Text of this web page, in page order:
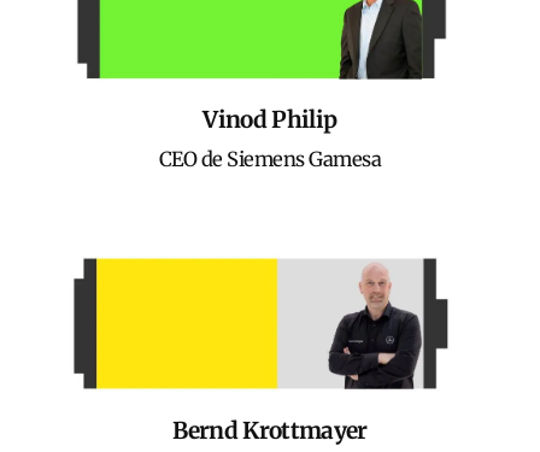
Vinod Philip
CEO de Siemens Gamesa
Bernd Krottmayer